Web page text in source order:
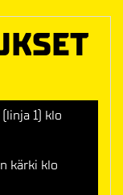
1) klo
kärki klo